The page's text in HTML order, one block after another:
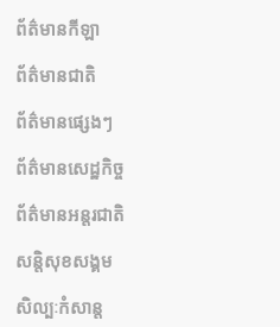
ព័ត៌មានកីឡា
ព័ត៌មានជាតិ
ព័ត៌មានផ្សេងៗ
ព័ត៌មានសេដ្ឋកិច្ច
ព័ត៌មានអន្តរជាតិ
សន្តិសុខសង្គម
សិល្បៈកំសាន្ត